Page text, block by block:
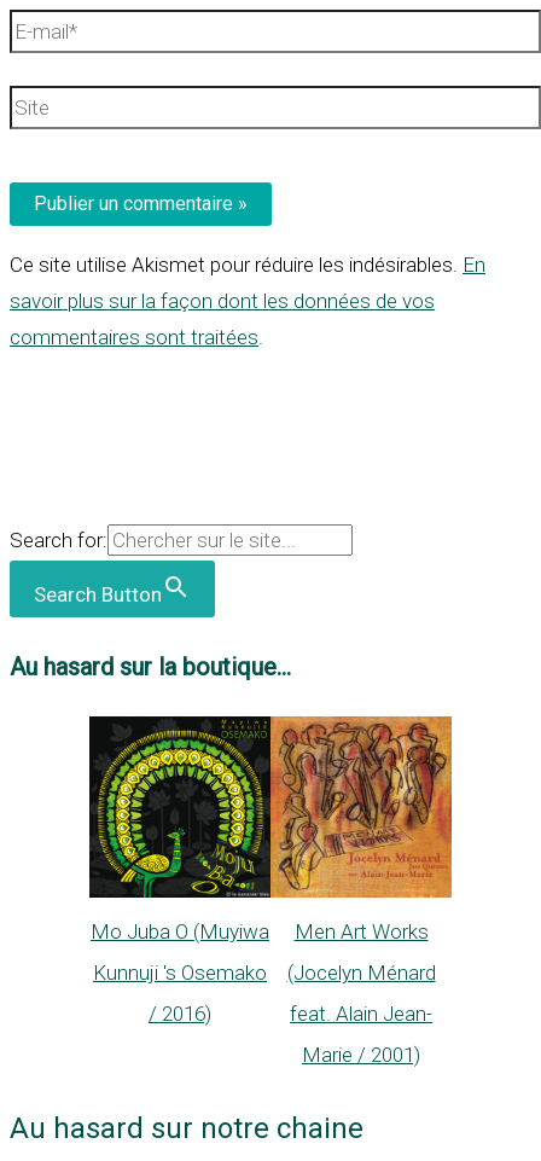
E-
Site
Ce site utilise Akismet pour réduire les indésirables. En
savoir plus sur la façon dont les données de vos
commentaires sont traitées
Search for:
Search Button
Au hasard sur la boutique...
Mo Juba O (Muyiwa
Kunnuji 's Osemako
/ 2016)
Men Art Works
(Jocelyn Ménard
feat. Alain Jean-
Marie / 2001)
Au hasard sur notre chaine